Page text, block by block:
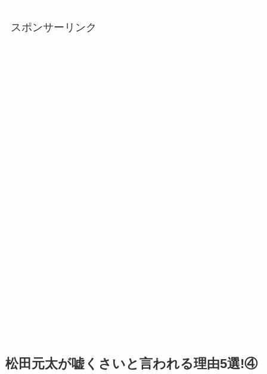
スポンサーリンク
松田元太が嘘くさいと言われる理由5選!④